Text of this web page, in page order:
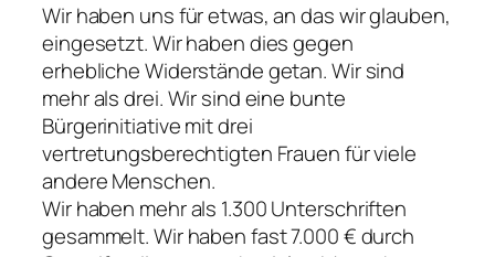
Wir haben uns für etwas, an das wir glauben,
eingesetzt. Wir haben dies gegen
erhebliche Widerstände getan. Wir sind
mehr als drei. Wir sind eine bunte
Bürgerinitiative mit drei
vertretungsberechtigten Frauen für viele
andere Menschen.
Wir haben mehr als 1.300 Unterschriften
gesammelt. Wir haben fast 7.000 € durch